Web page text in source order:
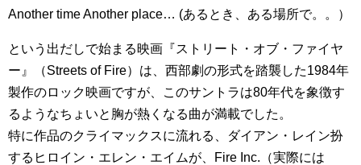
Another time Another place… (あるとき、ある場所で。。）
という出だしで始まる映画『ストリート・オブ・ファイヤ
ー』（Streets of Fire）は、西部劇の形式を踏襲した1984年
製作のロック映画ですが、このサントラは80年代を象徴す
るようなちょいと胸が熱くなる曲が満載でした。
特に作品のクライマックスに流れる、ダイアン・レイン扮
するヒロイン・エレン・エイムが、Fire Inc.（実際には